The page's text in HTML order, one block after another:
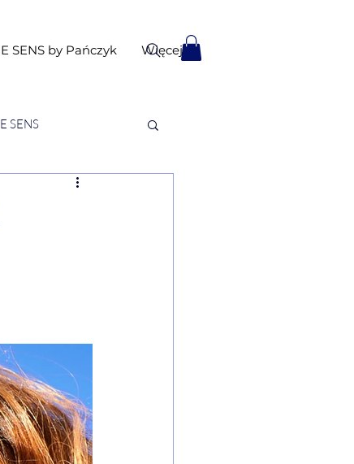
E SENS by Pańczyk Więcej
E SENS